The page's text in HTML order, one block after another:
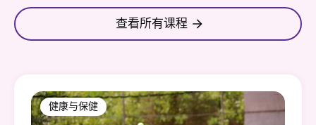
查看所有课程
健康与保健